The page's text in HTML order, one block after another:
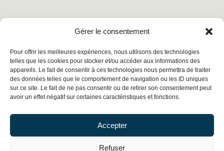
Gérer le consentement
Pour offrir les meilleures expériences, nous utilisons des technologies
telles que les cookies pour stocker et/ou accéder aux informations des
appareils. Le fait de consentir à ces technologies nous permettra de traiter
des données telles que le comportement de navigation ou les ID uniques
sur ce site. Le fait de ne pas consentir ou de retirer son consentement peut
avoir un effet négatif sur certaines caractéristiques et fonctions.
Accepter
Refuser
Mentions légalesPolitique de confidentialité
Conditions générales de vente